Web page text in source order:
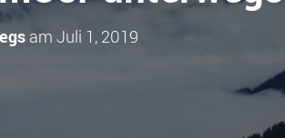
am Juli 1, 2019